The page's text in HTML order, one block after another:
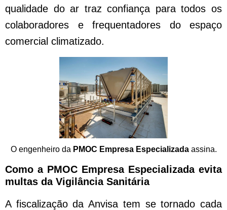
qualidade do ar traz confiança para todos os
colaboradores e frequentadores do espaço
comercial climatizado.
O engenheiro da PMOC Empresa Especializadaassina.
Como a PMOC Empresa Especializada evita
multas da Vigilância Sanitária
A fiscalização da Anvisa tem se tornado cada